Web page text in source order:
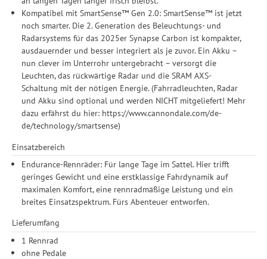
Kompatibel mit SmartSense™ Gen 2.0: SmartSense™ ist jetzt
noch smarter. Die 2. Generation des Beleuchtungs- und
Radarsystems für das 2025er Synapse Carbon ist kompakter,
ausdauernder und besser integriert als je zuvor. Ein Akku –
nun clever im Unterrohr untergebracht – versorgt die
Leuchten, das rückwärtige Radar und die SRAM AXS-
Schaltung mit der nötigen Energie. (Fahrradleuchten, Radar
und Akku sind optional und werden NICHT mitgeliefert! Mehr
dazu erfährst du hier: https://www.cannondale.com/de-
de/technology/smartsense)
Einsatzbereich
Endurance-Rennräder: Für lange Tage im Sattel. Hier trifft
geringes Gewicht und eine erstklassige Fahrdynamik auf
maximalen Komfort, eine rennradmäßige Leistung und ein
breites Einsatzspektrum. Fürs Abenteuer entworfen.
Lieferumfang
1 Rennrad
ohne Pedale